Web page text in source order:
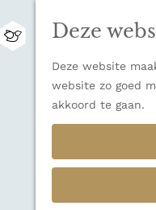
Deze
Deze website
website zo goed
akkoord te gaan.
M
n
u
Sluiten
Thema's
Verborgen
Terug